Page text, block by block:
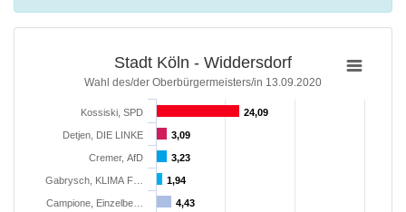
Stadt Köln - Widdersdorf
Wahl des/der Oberbürgermeisters/in 13.09.2020
24,09
24,09
3,09
3,09
3,23
3,23
1,94
1,94
4,43
4,43
Kossiski, SPD
Detjen, DIE LINKE
Cremer, AfD
Gabrysch, KLIMA F…
Campione, Einzelbe…